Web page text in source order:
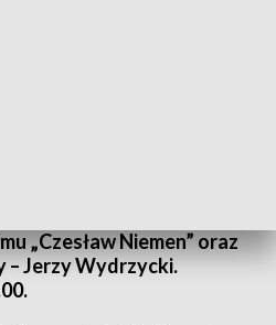
„Czesław Niemen” oraz
Jerzy Wydrzycki.